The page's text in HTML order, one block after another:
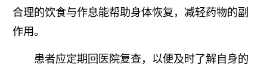
合理的饮食与作息能帮助身体恢复，减轻药物的副
作用。
患者应定期回医院复查，以便及时了解自身的